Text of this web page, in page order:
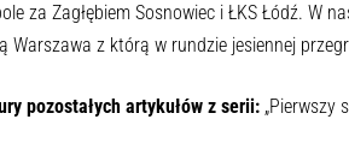
za Zagłębiem Sosnowiec i ŁKS Łódź. W
Warszawa z którą w rundzie jesiennej
pozostałych artykułów z serii:„Pierwszy